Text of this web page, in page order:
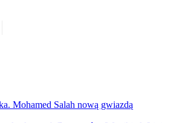
Mohamed Salah nową gwiazdą